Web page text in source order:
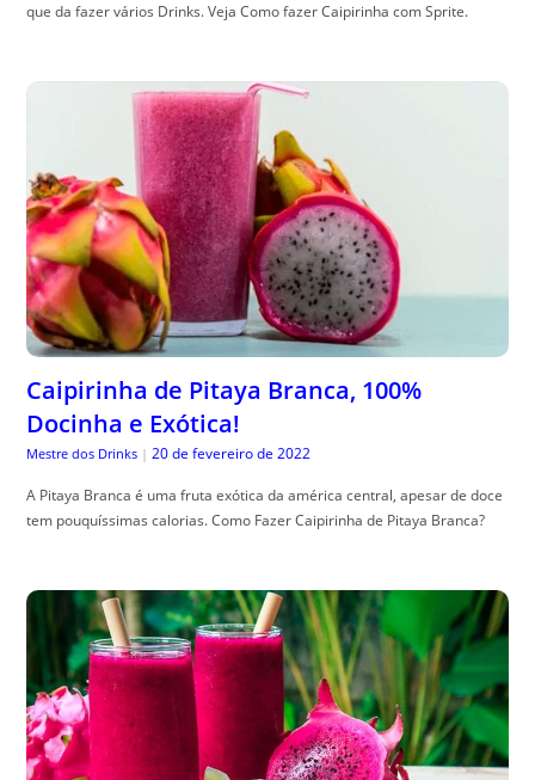
que da fazer vários Drinks. Veja Como fazer Caipirinha com Sprite.
Caipirinha de Pitaya Branca, 100%
Docinha e Exótica!
Mestre dos Drinks | 20 de fevereiro de 2022
A Pitaya Branca é uma fruta exótica da américa central, apesar de doce
tem pouquíssimas calorias. Como Fazer Caipirinha de Pitaya Branca?